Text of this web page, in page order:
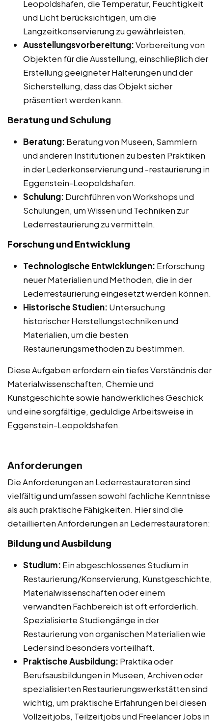
Leopoldshafen, die Temperatur, Feuchtigkeit
und Licht berücksichtigen, um die
Langzeitkonservierung zu gewährleisten.
Ausstellungsvorbereitung:Vorbereitung von
Objekten für die Ausstellung, einschließlich der
Erstellung geeigneter Halterungen und der
Sicherstellung, dass das Objekt sicher
präsentiert werden kann.
Beratung und Schulung
Beratung: Beratung von Museen, Sammlern
und anderen Institutionen zu besten Praktiken
in der Lederkonservierung und -restaurierung in
Eggenstein-Leopoldshafen.
Schulung: Durchführen von Workshops und
Schulungen, um Wissen und Techniken zur
Lederrestaurierung zu vermitteln.
Forschung und Entwicklung
Technologische Entwicklungen: Erforschung
neuer Materialien und Methoden, die in der
Lederrestaurierung eingesetzt werden können.
Historische Studien: Untersuchung
historischer Herstellungstechniken und
Materialien, um die besten
Restaurierungsmethoden zu bestimmen.
Diese Aufgaben erfordern ein tiefes Verständnis der
Materialwissenschaften, Chemie und
Kunstgeschichte sowie handwerkliches Geschick
und eine sorgfältige, geduldige Arbeitsweise in
Eggenstein-Leopoldshafen.
Anforderungen
Die Anforderungen an Lederrestauratoren sind
vielfältig und umfassen sowohl fachliche Kenntnisse
als auch praktische Fähigkeiten. Hier sind die
detaillierten Anforderungen an Lederrestauratoren:
Bildung und Ausbildung
Studium: Ein abgeschlossenes Studium in
Restaurierung/Konservierung, Kunstgeschichte,
Materialwissenschaften oder einem
verwandten Fachbereich ist oft erforderlich.
Spezialisierte Studiengänge in der
Restaurierung von organischen Materialien wie
Leder sind besonders vorteilhaft.
Praktische Ausbildung: Praktika oder
Berufsausbildungen in Museen, Archiven oder
spezialisierten Restaurierungswerkstätten sind
wichtig, um praktische Erfahrungen bei diesen
Vollzeitjobs, Teilzeitjobs und Freelancer Jobs in